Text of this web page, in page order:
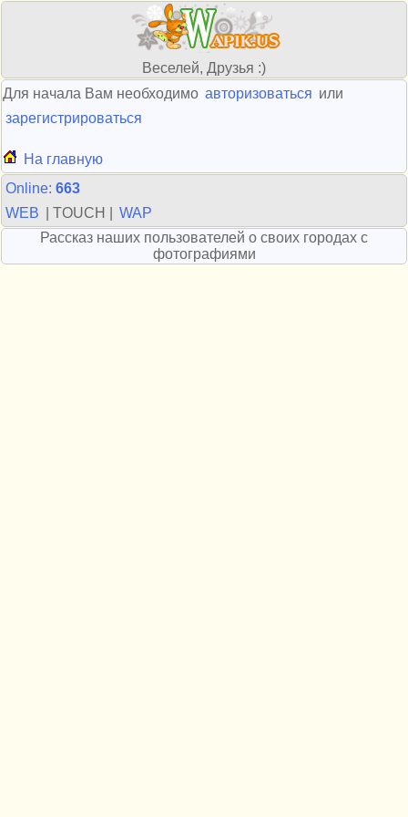
Веселей, Друзья :)
Для начала Вам необходимо авторизоваться или
зарегистрироваться
На главную
Online: 663
WEB
| TOUCH |
WAP
Рассказ наших пользователей о своих городах с
фотографиями